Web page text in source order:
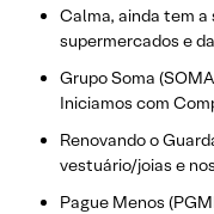
Calma, ainda tem a
supermercados e
Grupo Soma
Iniciamos com
Renovando o
vestuário/joias e
Pague Menos